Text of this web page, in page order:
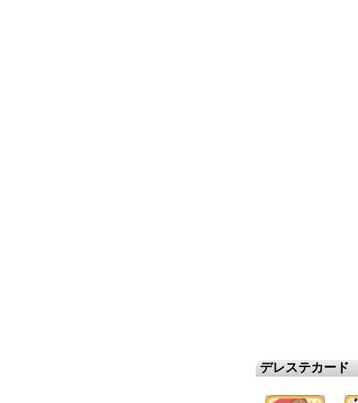
デレステカード